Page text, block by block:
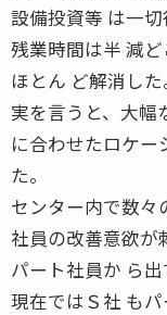
設備投資等 は一切
残業時間は半 減
ほとん ど解消した
実を言うと、大幅
に合わせたロケー
た。
センター内で数々
社員の改善意欲が
パート社員か ら出
現在ではＳ社 も